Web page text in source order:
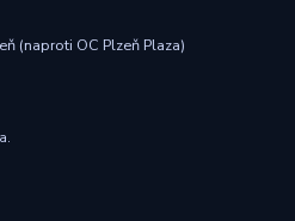
(naproti OC Plzeň Plaza)